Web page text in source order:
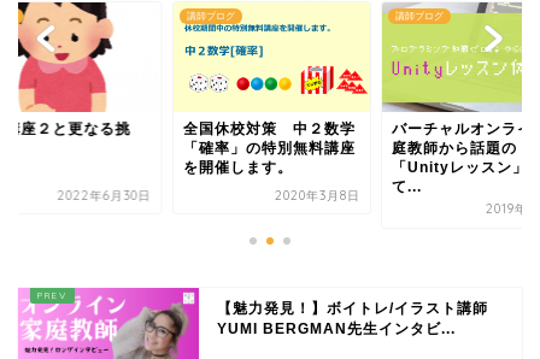
講座２と更なる挑
2022年6月30日
講師ブログ
全国休校対策 中２数学
「確率」の特別無料講座
を開催します。
2020年3月8日
講師ブログ
バーチャルオンライ
庭教師から話題の
「Unityレッスン」
て...
2019年7
【魅力発見！】ボイトレ/イラスト講師
YUMI BERGMAN先生インタビ...